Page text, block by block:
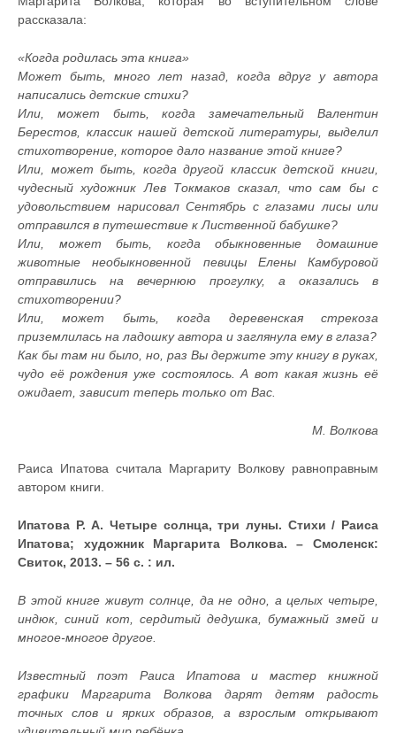
рассказала:
«Когда родилась эта книга»
Может быть, много лет назад, когда вдруг у автора
написались детские стихи?
Или, может быть, когда замечательный Валентин
Берестов, классик нашей детской литературы, выделил
стихотворение, которое дало название этой книге?
Или, может быть, когда другой классик детской книги,
чудесный художник Лев Токмаков сказал, что сам бы с
удовольствием нарисовал Сентябрь с глазами лисы или
отправился в путешествие к Лиственной бабушке?
Или, может быть, когда обыкновенные домашние
животные необыкновенной певицы Елены Камбуровой
отправились на вечернюю прогулку, а оказались в
стихотворении?
Или, может быть, когда деревенская стрекоза
приземлилась на ладошку автора и заглянула ему в глаза?
Как бы там ни было, но, раз Вы держите эту книгу в руках,
чудо её рождения уже состоялось. А вот какая жизнь её
ожидает, зависит теперь только от Вас.
М. Волкова
Раиса Ипатова считала Маргариту Волкову равноправным
автором книги.
Ипатова Р. А. Четыре солнца, три луны. Стихи / Раиса
Ипатова; художник Маргарита Волкова. – Смоленск:
Свиток, 2013. – 56 с. : ил.
В этой книге живут солнце, да не одно, а целых четыре,
индюк, синий кот, сердитый дедушка, бумажный змей и
многое-многое другое.
Известный поэт Раиса Ипатова и мастер книжной
графики Маргарита Волкова дарят детям радость
точных слов и ярких образов, а взрослым открывают